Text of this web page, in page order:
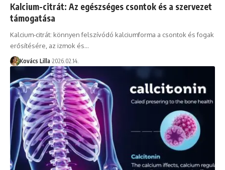
Kalcium-citrát: Az egészséges csontok és a szervezet
támogatása
Kalcium-citrát: könnyen felszívódó kalciumforma a csontok és fogak
erősítésére, az izmok és…
Kovács Lilla 2026.02.14.